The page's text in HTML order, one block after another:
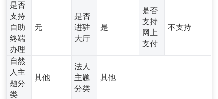
是否
支持
自助
终端
办理
无
是否
进驻
大厅
是
是否
支持
网上
支付
不支持
自然
人主
题分
类
其他
法人
主题
分类
其他